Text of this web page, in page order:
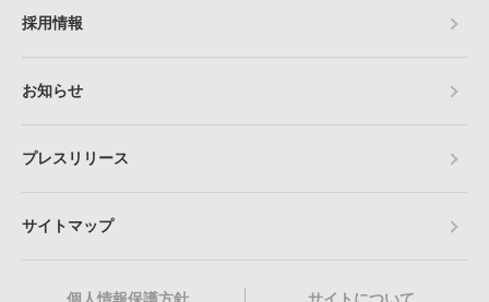
採用情報
お知らせ
プレスリリース
サイトマップ